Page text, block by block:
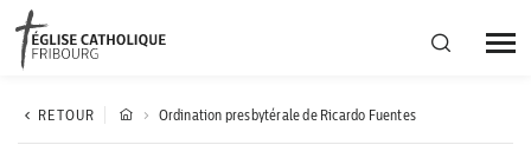
Région diocésaine
RETOUR Ordination presbytérale de Ricardo Fuentes